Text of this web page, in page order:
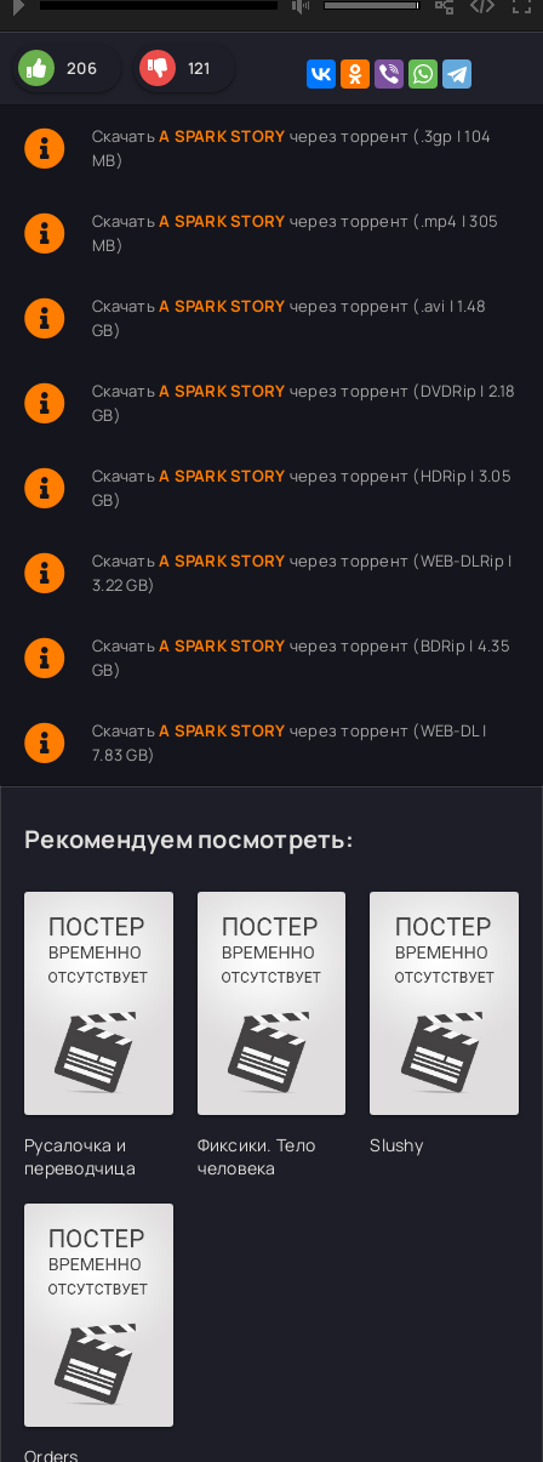
206 121
СкачатьA SPARK STORY через торрент (.3gp | 104
MB)
СкачатьA SPARK STORY через торрент (.mp4 | 305
MB)
СкачатьA SPARK STORY через торрент (.avi | 1.48
GB)
СкачатьA SPARK STORY через торрент (DVDRip | 2.18
GB)
СкачатьA SPARK STORY через торрент (HDRip | 3.05
GB)
СкачатьA SPARK STORY через торрент (WEB-DLRip |
3.22 GB)
СкачатьA SPARK STORY через торрент (BDRip | 4.35
GB)
СкачатьA SPARK STORY через торрент (WEB-DL |
7.83 GB)
Рекомендуем посмотреть:
Русалочка и
переводчица
Фиксики. Тело
человека
Slushy
Orders